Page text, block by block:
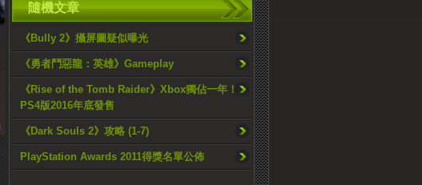
隨機文章
《Bully 2》攝屏圖疑似曝光
《勇者鬥惡龍：英雄》Gameplay
《Rise of the Tomb Raider》Xbox獨佔一年！
PS4版2016年底發售
《Dark Souls 2》攻略 (1-7)
PlayStation Awards 2011得獎名單公佈